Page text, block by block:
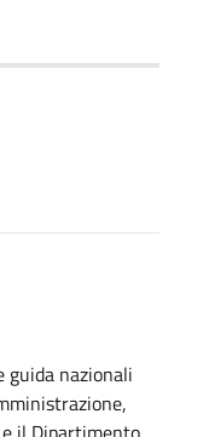
guida nazionali